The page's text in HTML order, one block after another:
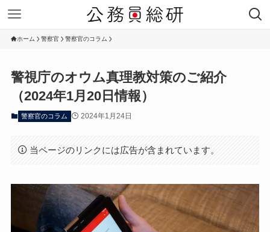
ホーム 警察官 警察官のコラム
警視庁のオウム真理教対策のご紹介
（2024年1月20日情報）
警察官のコラム 2024年1月24日
当ページのリンクには広告が含まれています。